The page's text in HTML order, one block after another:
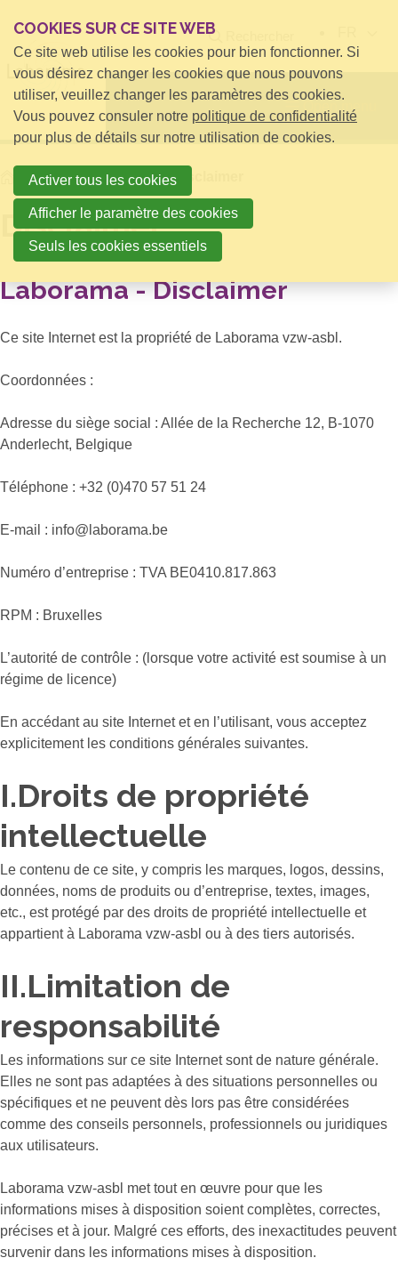
Open menu
HomeSubfooter Menu Disclaimer
Disclaimer
Laborama - Disclaimer
Ce site Internet est la propriété de Laborama vzw-asbl.
Coordonnées :
Adresse du siège social : Allée de la Recherche 12, B-1070
Anderlecht, Belgique
Téléphone : +32 (0)470 57 51 24
E-mail : info@laborama.be
Numéro d’entreprise : TVA BE0410.817.863
RPM : Bruxelles
L’autorité de contrôle : (lorsque votre activité est soumise à un
régime de licence)
En accédant au site Internet et en l’utilisant, vous acceptez
explicitement les conditions générales suivantes.
I.Droits de propriété
intellectuelle
Le contenu de ce site, y compris les marques, logos, dessins,
données, noms de produits ou d’entreprise, textes, images,
etc., est protégé par des droits de propriété intellectuelle et
appartient à Laborama vzw-asbl ou à des tiers autorisés.
II.Limitation de
responsabilité
Les informations sur ce site Internet sont de nature générale.
Elles ne sont pas adaptées à des situations personnelles ou
spécifiques et ne peuvent dès lors pas être considérées
comme des conseils personnels, professionnels ou juridiques
aux utilisateurs.
Laborama vzw-asbl met tout en œuvre pour que les
informations mises à disposition soient complètes, correctes,
précises et à jour. Malgré ces efforts, des inexactitudes peuvent
survenir dans les informations mises à disposition.
COOKIES SUR CE SITE WEB
Ce site web utilise les cookies pour bien fonctionner. Si
vous désirez changer les cookies que nous pouvons
utiliser, veuillez changer les paramètres des cookies.
Vous pouvez consuler notre politique de confidentialité
pour plus de détails sur notre utilisation de cookies.
Activer tous les cookies
Afficher le paramètre des cookies
Seuls les cookies essentiels